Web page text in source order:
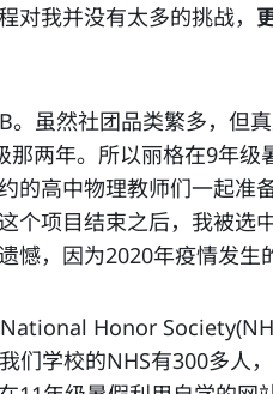
对我并没有太多的挑战，
。虽然社团品类繁多，但
那两年。所以丽格在9年
的高中物理教师们一起准
个项目结束之后，我被选
憾，因为2020年疫情发
Honor
们学校的NHS有300多人